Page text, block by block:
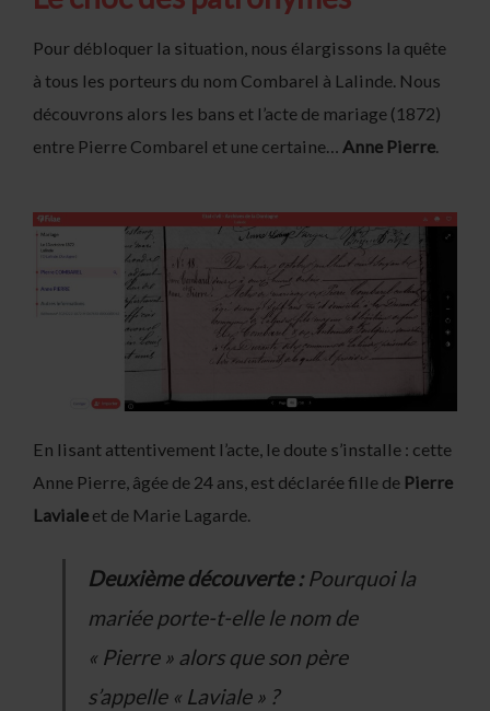
Pour débloquer la situation, nous élargissons la quête
à tous les porteurs du nom Combarel à Lalinde. Nous
découvrons alors les bans et l’acte de mariage (1872)
entre Pierre Combarel et une certaine… Anne Pierre.
En lisant attentivement l’acte, le doute s’installe : cette
Anne Pierre, âgée de 24 ans, est déclarée fille de Pierre
Laviale et de Marie Lagarde.
Deuxième découverte :Pourquoi la
mariée porte-t-elle le nom de
« Pierre » alors que son père
s’appelle « Laviale » ?